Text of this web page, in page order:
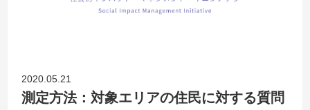
2020.05.21
測定方法：対象エリアの住民に対する質問